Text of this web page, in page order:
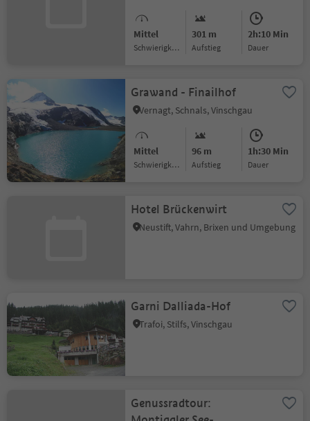
Mittel
Schwierigkeitsgrad
301 m
Aufstieg
2h:10 Min
Dauer
Grawand - Finailhof
Vernagt, Schnals, Vinschgau
Mittel
Schwierigkeitsgrad
96 m
Aufstieg
1h:30 Min
Dauer
Hotel Brückenwirt
Neustift, Vahrn, Brixen und Umgebung
Garni Dalliada-Hof
Trafoi, Stilfs, Vinschgau
Genussradtour: